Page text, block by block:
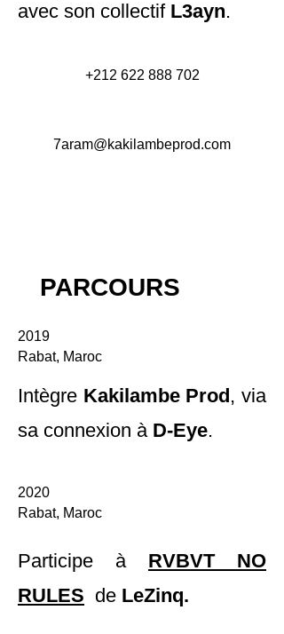
avec son collectif L3ayn.
+212 622 888 702
7aram@kakilambeprod.com
PARCOURS
2019
Rabat, Maroc
Intègre Kakilambe Prod , via
sa connexion à D-Eye.
2020
Rabat, Maroc
Participe à RVBVT NO
RULES de LeZinq.